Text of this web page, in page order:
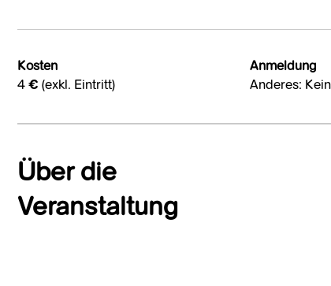
Kosten
4 € (exkl. Eintritt)
Anmeldung
Anderes:
Über die
Veranstaltung